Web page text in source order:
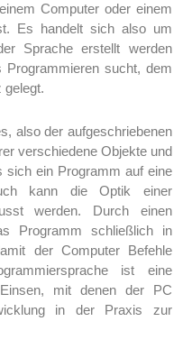
Computer oder einem
Es handelt sich also um
Sprache erstellt werden
sucht, dem
gelegt.
also der aufgeschriebenen
verschiedene Objekte und
sich ein Programm auf eine
kann die Optik einer
werden. Durch einen
Programm schließlich in
der Computer Befehle
ist eine
mit denen der PC
in der Praxis zur